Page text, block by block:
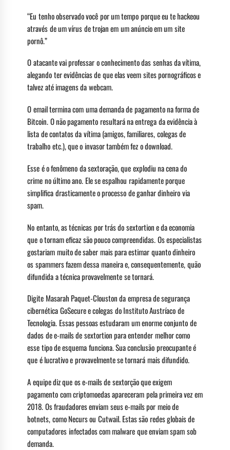
“Eu tenho observado você por um tempo porque eu te hackeou
através de um vírus de trojan em um anúncio em um site
pornô.”
O atacante vai professar o conhecimento das senhas da vítima,
alegando ter evidências de que elas veem sites pornográficos e
talvez até imagens da webcam.
O email termina com uma demanda de pagamento na forma de
Bitcoin. O não pagamento resultará na entrega da evidência à
lista de contatos da vítima (amigos, familiares, colegas de
trabalho etc.), que o invasor também fez o download.
Esse é o fenômeno da sextoração, que explodiu na cena do
crime no último ano. Ele se espalhou rapidamente porque
simplifica drasticamente o processo de ganhar dinheiro via
spam.
No entanto, as técnicas por trás do sextortion e da economia
que o tornam eficaz são pouco compreendidas. Os especialistas
gostariam muito de saber mais para estimar quanto dinheiro
os spammers fazem dessa maneira e, consequentemente, quão
difundida a técnica provavelmente se tornará.
Digite Masarah Paquet-Clouston da empresa de segurança
cibernética GoSecure e colegas do Instituto Austríaco de
Tecnologia. Essas pessoas estudaram um enorme conjunto de
dados de e-mails de sextortion para entender melhor como
esse tipo de esquema funciona. Sua conclusão preocupante é
que é lucrativo e provavelmente se tornará mais difundido.
A equipe diz que os e-mails de sextorção que exigem
pagamento com criptomoedas apareceram pela primeira vez em
2018. Os fraudadores enviam seus e-mails por meio de
botnets, como Necurs ou Cutwail. Estas são redes globais de
computadores infectados com malware que enviam spam sob
demanda.